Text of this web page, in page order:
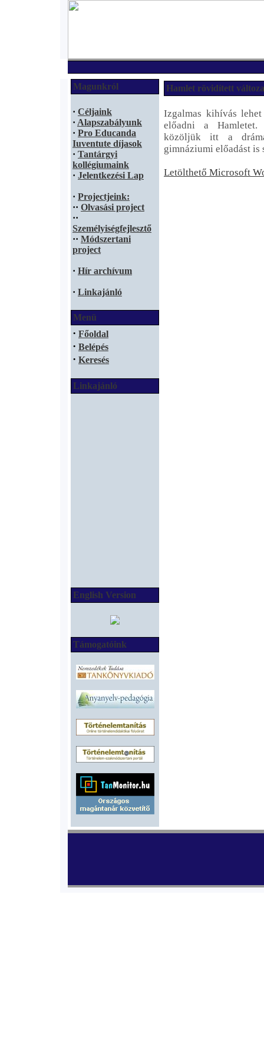
Magunkról
· Céljaink
· Alapszabályunk
· Pro Educanda
Iuventute díjasok
· Tantárgyi
kollégiumaink
· Jelentkezési Lap
· Projectjeink:
·· Olvasási project
··
Személyiségfejlesztő
·· Módszertani
project
· Hír archívum
· Linkajánló
Menü
· Főoldal
· Belépés
· Keresés
Linkajánló
English Version
Támogatóink
Hamlet rövidített
Izgalmas kihívás
előadni a
közöljük itt a
gimnáziumi előadást
Letölthető Microsoft